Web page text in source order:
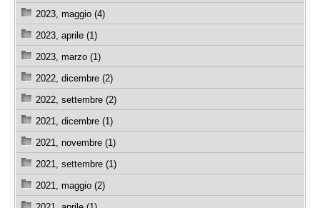
2023, maggio (4)
2023, aprile (1)
2023, marzo (1)
2022, dicembre (2)
2022, settembre (2)
2021, dicembre (1)
2021, novembre (1)
2021, settembre (1)
2021, maggio (2)